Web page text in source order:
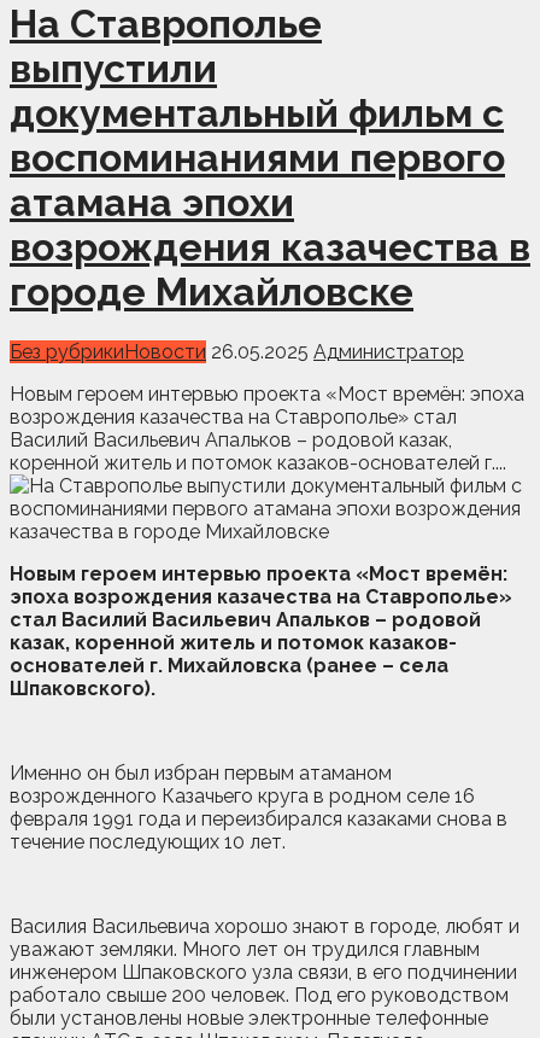
На Ставрополье
выпустили
документальный фильм с
воспоминаниями первого
атамана эпохи
возрождения казачества в
городе Михайловске
Без рубрикиНовости 26.05.2025 Администратор
Новым героем интервью проекта «Мост времён: эпоха
возрождения казачества на Ставрополье» стал
Василий Васильевич Апальков – родовой казак,
коренной житель и потомок казаков-основателей г....
Новым героем интервью проекта «Мост времён:
эпоха возрождения казачества на Ставрополье»
стал Василий Васильевич Апальков – родовой
казак, коренной житель и потомок казаков-
основателей г. Михайловска (ранее – села
Шпаковского).
Именно он был избран первым атаманом
возрожденного Казачьего круга в родном селе 16
февраля 1991 года и переизбирался казаками снова в
течение последующих 10 лет.
Василия Васильевича хорошо знают в городе, любят и
уважают земляки. Много лет он трудился главным
инженером Шпаковского узла связи, в его подчинении
работало свыше 200 человек. Под его руководством
были установлены новые электронные телефонные